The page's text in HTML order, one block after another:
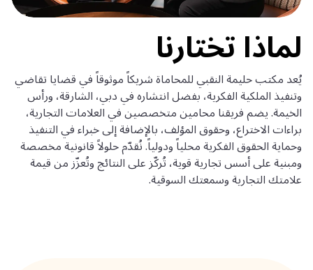
لماذا تختارنا
يُعد مكتب حليمة النقبي للمحاماة شريكاً موثوقاً في قضايا تقاضي
وتنفيذ الملكية الفكرية، بفضل انتشاره في دبي، الشارقة، ورأس
الخيمة. يضم فريقنا محامين متخصصين في العلامات التجارية،
براءات الاختراع، وحقوق المؤلف، بالإضافة إلى خبراء في التنفيذ
وحماية الحقوق الفكرية محلياً ودولياً. نُقدّم حلولاً قانونية مخصصة
ومبنية على أسس تجارية قوية، تُركّز على النتائج وتُعزّز من قيمة
علامتك التجارية وسمعتك السوقية.